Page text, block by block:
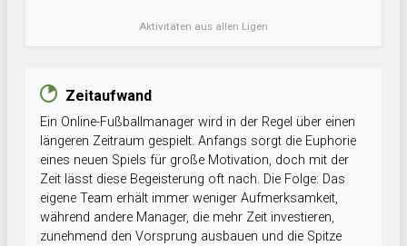
Aktivitäten aus allen Ligen
Zeitaufwand
Ein Online-Fußballmanager wird in der Regel über einen
längeren Zeitraum gespielt. Anfangs sorgt die Euphorie
eines neuen Spiels für große Motivation, doch mit der
Zeit lässt diese Begeisterung oft nach. Die Folge: Das
eigene Team erhält immer weniger Aufmerksamkeit,
während andere Manager, die mehr Zeit investieren,
zunehmend den Vorsprung ausbauen und die Spitze